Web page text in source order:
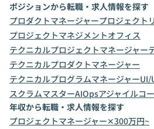
ポジションから転職・求人情報を探す
プロダクトマネージャープロジェクト
プロジェクトマネジメントオフィス
テクニカルプロジェクトマネージャー
テクニカルプロダクトマネージャー
テクニカルプログラムマネージャーUI/
スクラムマスターAIOpsアジャイルコ
年収から転職・求人情報を探す
プロジェクトマネージャー✕300万円~